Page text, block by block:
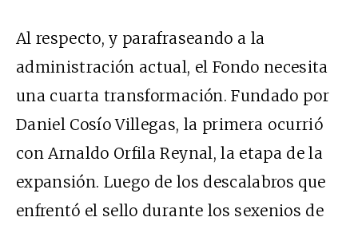
Al respecto, y parafraseando a la
administración actual, el Fondo necesita
una cuarta transformación. Fundado por
Daniel Cosío Villegas, la primera ocurrió
con Arnaldo Orfila Reynal, la etapa de la
expansión. Luego de los descalabros que
enfrentó el sello durante los sexenios de